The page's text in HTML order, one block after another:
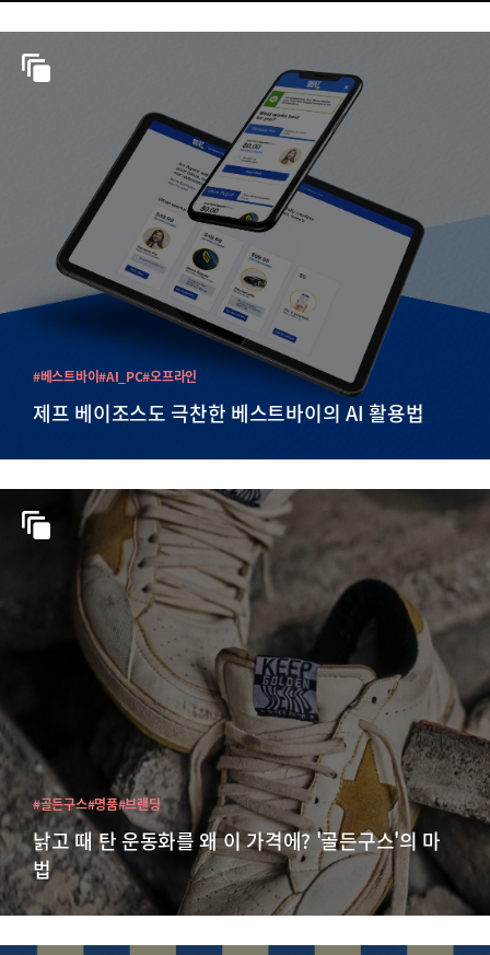
제프 베이조스도 극찬한 베스트바이의 AI 활용법
#베스트바이#AI_PC#오프라인
낡고 때 탄 운동화를 왜 이 가격에? '골든구스'의 마
법
#골든구스#명품#브랜딩